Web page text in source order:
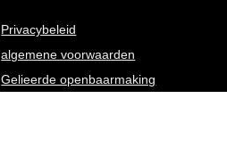
Privacybeleid
algemene voorwaarden
Gelieerde openbaarmaking